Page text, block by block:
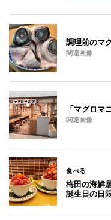
調理前のマ
関連画像
「マグロマ
関連画像
食べる
梅田の海鮮
誕生日の日